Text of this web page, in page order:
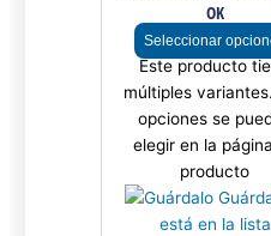
OK
Seleccionar
Este producto
múltiples
opciones se
elegir en la
producto
está en la lista